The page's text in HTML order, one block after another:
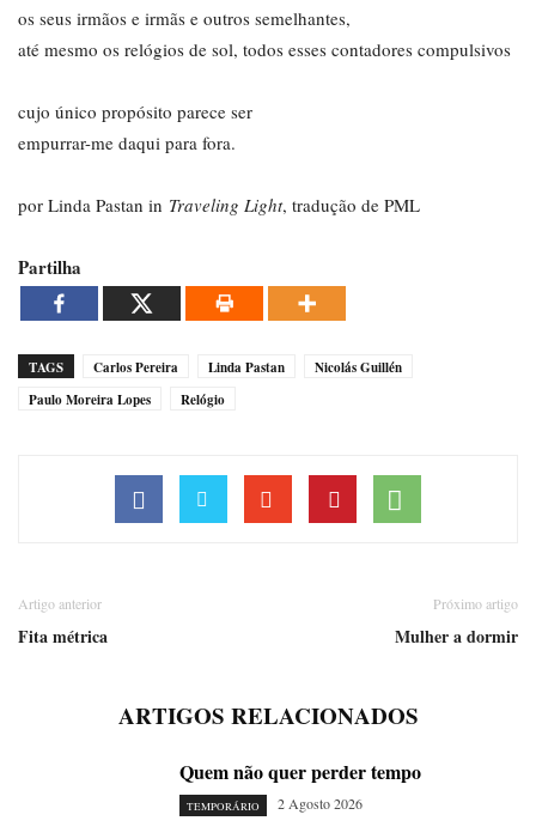
os seus irmãos e irmãs e outros semelhantes,
até mesmo os relógios de sol, todos esses contadores compulsivos
cujo único propósito parece ser
empurrar-me daqui para fora.
por Linda Pastan in Traveling Light, tradução de PML
Partilha
TAGS Carlos Pereira Linda Pastan
Nicolás Guillén
Paulo Moreira Lopes
Relógio
Artigo anterior
Fita métrica
Próximo artigo
Mulher a dormir
ARTIGOS RELACIONADOS
Quem não quer perder tempo
TEMPORÁRIO 2 Agosto 2026